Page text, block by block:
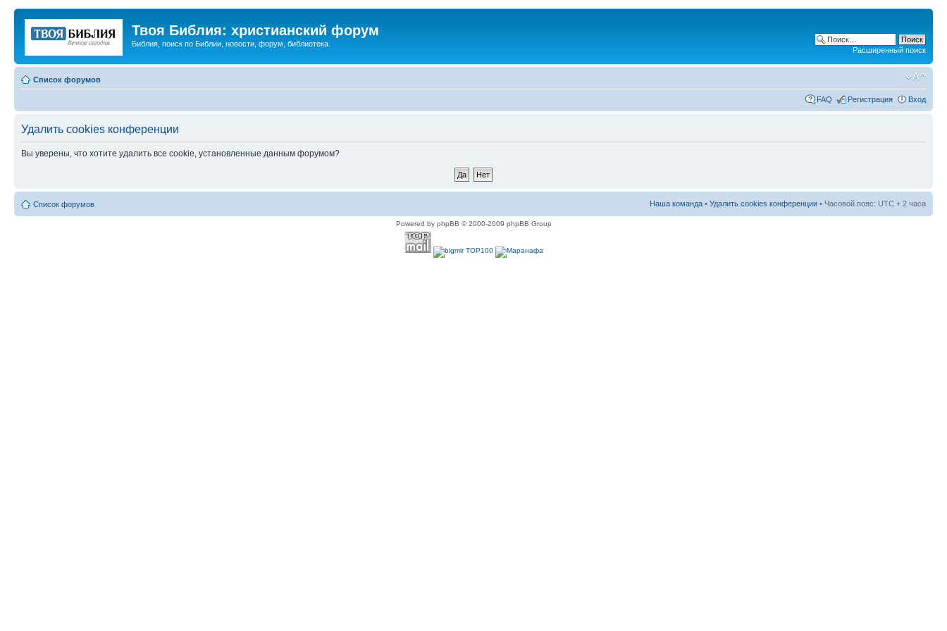
Твоя Библия: христианский форум
Библия, поиск по Библии, новости, форум, библиотека.
Расширенный поиск
Список форумов
FAQ Регистрация Вход
Удалить cookies конференции
Вы уверены, что хотите удалить все cookie, установленные данным форумом?
Список форумов Наша команда • Удалить cookies конференции • Часовой пояс: UTC + 2 часа
Powered by phpBB © 2000-2009 phpBB Group